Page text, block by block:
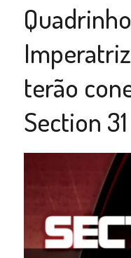
terão
Section 31